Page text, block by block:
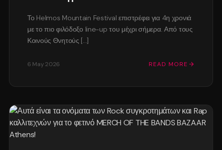
Το Helmos Mountain Festival επιστρέφει για 4η χρονιά
με το πιο φιλόδοξο line-up του μέχρι σήμερα. Από τους
Κοινούς Θνητούς [...]
6 May 2026 READ MORE